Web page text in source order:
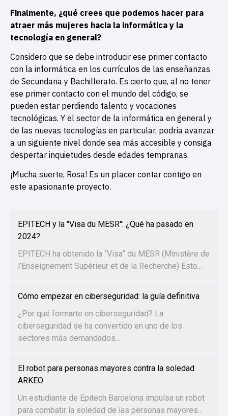
Finalmente, ¿qué crees que podemos hacer para
atraer más mujeres hacia la informática y la
tecnología en general?
Considero que se debe introducir ese primer contacto
con la informática en los currículos de las enseñanzas
de Secundaria y Bachillerato. Es cierto que, al no tener
ese primer contacto con el mundo del código, se
pueden estar perdiendo talento y vocaciones
tecnológicas. Y el sector de la informática en general y
de las nuevas tecnologías en particular, podría avanzar
a un siguiente nivel donde sea más accesible y consiga
despertar inquietudes desde edades tempranas.
¡Mucha suerte, Rosa! Es un placer contar contigo en
este apasionante proyecto.
EPITECH y la "Visa du MESR": ¿Qué ha pasado en
2024?
EPITECH ha obtenido la “Visa” du MESR (Ministère de
l’Enseignement Supérieur et de la Recherche) Esto...
Cómo empezar en ciberseguridad: la guía definitiva
¿Por qué formarte en ciberseguridad? La
ciberseguridad se ha convertido en uno de los
sectores más demandados...
El robot para personas mayores contra la soledad
ARKEO
Un estudiante de Epitech Barcelona impulsa un robot
para combatir la soledad de las personas mayores...